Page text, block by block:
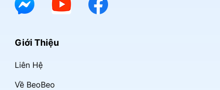
Giới Thiệu
Liên Hệ
Về BeoBeo